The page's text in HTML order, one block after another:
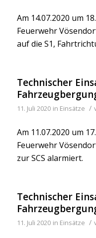
Am 14.07.2020 um
Feuerwehr
auf die S1,
Technischer
11. Juli 2020 in Einsätze /
Am 11.07.2020 um
Feuerwehr
zur SCS alarmiert.
Technischer
11. Juli 2020 in Einsätze /